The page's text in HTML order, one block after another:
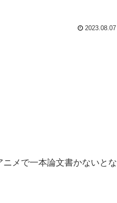
2023.08.07
メで一本論文書かないとな